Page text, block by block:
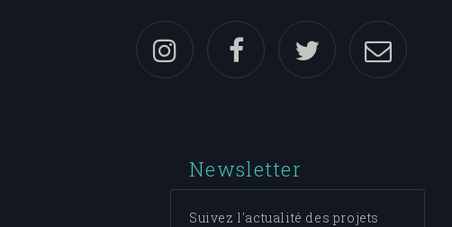
Newsletter
Suivez l'actualité des projets